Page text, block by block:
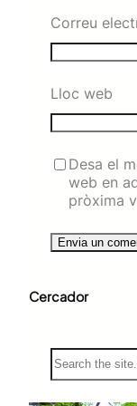
Correu
Lloc web
Desa el
web en
pròxima
Cercador
S
e